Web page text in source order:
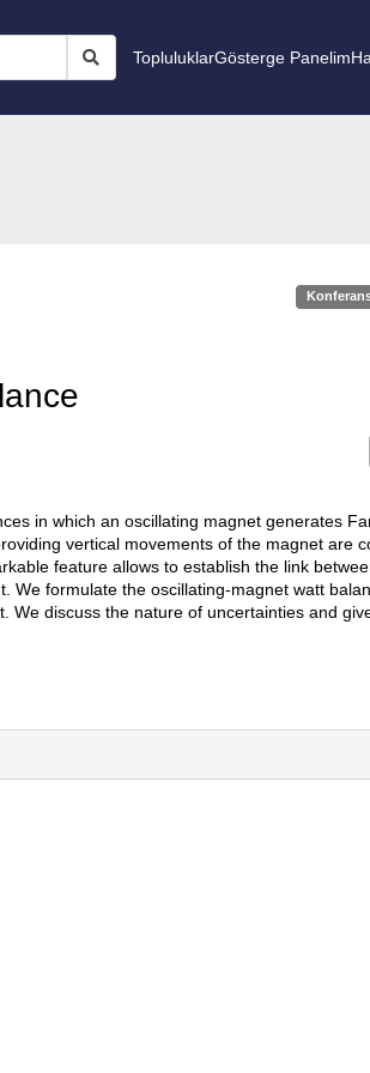
TopluluklarGösterge Panelim
in which an oscillating magnet generates
vertical movements of the magnet are
feature allows to establish the link
formulate the oscillating-magnet watt
discuss the nature of uncertainties and